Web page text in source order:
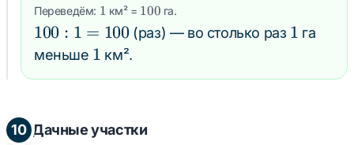
=
55
Переведём: 1
1 км² = 100
100 га.
100
: 1
100 : 1 = 100(раз) — во столько раз 1
1 га
меньше 1
1 км².
10 Дачные участки